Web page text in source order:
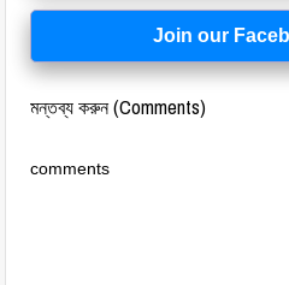
Join our
মন্তব্য করুন (Comments)
comments